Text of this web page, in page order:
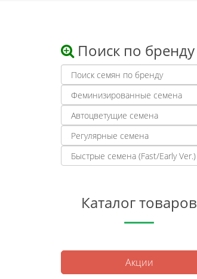
Поиск по бренду
Каталог товаров
Акции